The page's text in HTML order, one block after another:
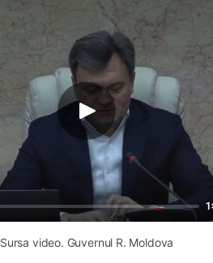
Sursa video. Guvernul R. Moldova